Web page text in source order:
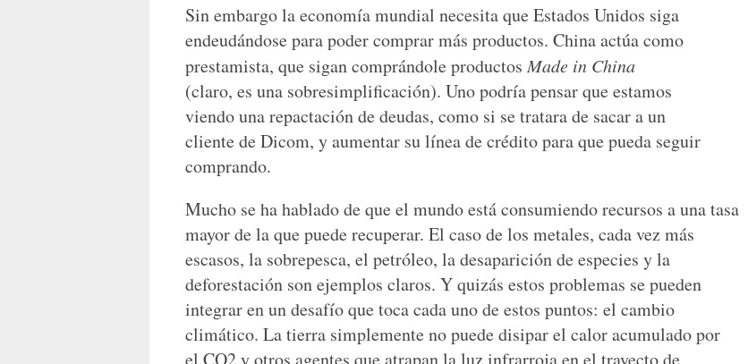
Sin embargo la economía mundial necesita que Estados Unidos siga
endeudándose para poder comprar más productos. China actúa como
prestamista, que sigan comprándole productosMade in China
(claro, es una sobresimplificación). Uno podría pensar que estamos
viendo una repactación de deudas, como si se tratara de sacar a un
cliente de Dicom, y aumentar su línea de crédito para que pueda seguir
comprando.
Mucho se ha hablado de que el mundo está consumiendo recursos a una tasa
mayor de la que puede recuperar. El caso de los metales, cada vez más
escasos, la sobrepesca, el petróleo, la desaparición de especies y la
deforestación son ejemplos claros. Y quizás estos problemas se pueden
integrar en un desafío que toca cada uno de estos puntos: el cambio
climático. La tierra simplemente no puede disipar el calor acumulado por